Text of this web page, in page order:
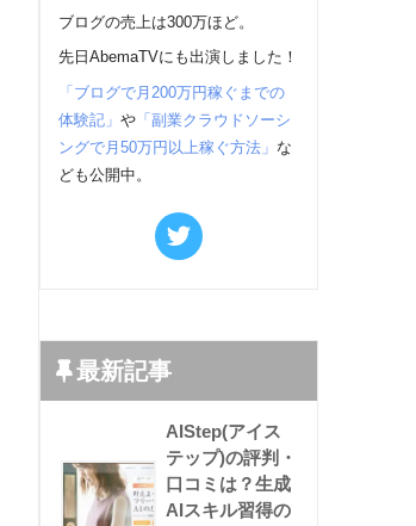
ブログの売上は300万ほど。
先日AbemaTVにも出演しました！
「ブログで月200万円稼ぐまでの
体験記」 や「副業クラウドソーシ
ングで月50万円以上稼ぐ方法」 な
ども公開中。
最新記事
AIStep(アイス
テップ)の評判・
口コミは？生成
AIスキル習得の